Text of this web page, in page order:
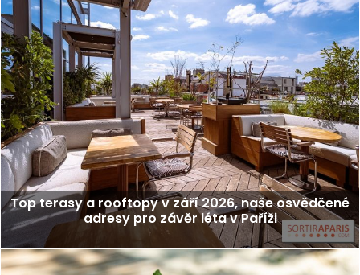
Top terasy a rooftopy v září 2026, naše osvědčené
adresy pro závěr léta v Paříži